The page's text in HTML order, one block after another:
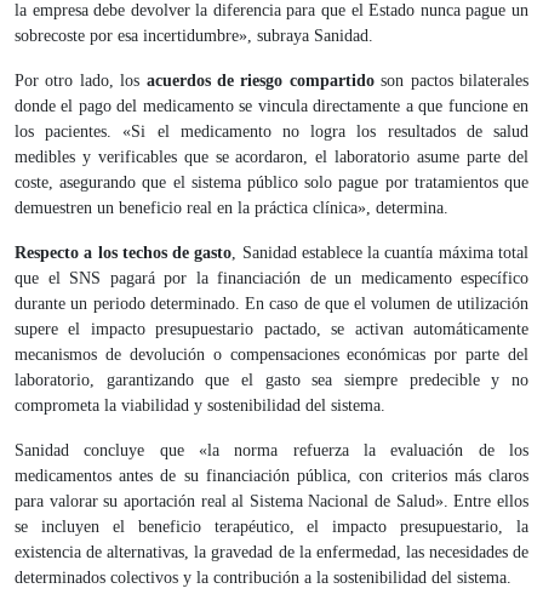
la empresa debe devolver la diferencia para que el Estado nunca pague un
sobrecoste por esa incertidumbre», subraya Sanidad.
Por otro lado, los acuerdos de riesgo compartidoson pactos bilaterales
donde el pago del medicamento se vincula directamente a que funcione en
los pacientes. «Si el medicamento no logra los resultados de salud
medibles y verificables que se acordaron, el laboratorio asume parte del
coste, asegurando que el sistema público solo pague por tratamientos que
demuestren un beneficio real en la práctica clínica», determina.
Respecto a los techos de gasto, Sanidad establece la cuantía máxima total
que el SNS pagará por la financiación de un medicamento específico
durante un periodo determinado. En caso de que el volumen de utilización
supere el impacto presupuestario pactado, se activan automáticamente
mecanismos de devolución o compensaciones económicas por parte del
laboratorio, garantizando que el gasto sea siempre predecible y no
comprometa la viabilidad y sostenibilidad del sistema.
Sanidad concluye que «la norma refuerza la evaluación de los
medicamentos antes de su financiación pública, con criterios más claros
para valorar su aportación real al Sistema Nacional de Salud». Entre ellos
se incluyen el beneficio terapéutico, el impacto presupuestario, la
existencia de alternativas, la gravedad de la enfermedad, las necesidades de
determinados colectivos y la contribución a la sostenibilidad del sistema.